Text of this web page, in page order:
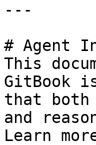
---
# Agent
This
GitBook
that both
and
Learn